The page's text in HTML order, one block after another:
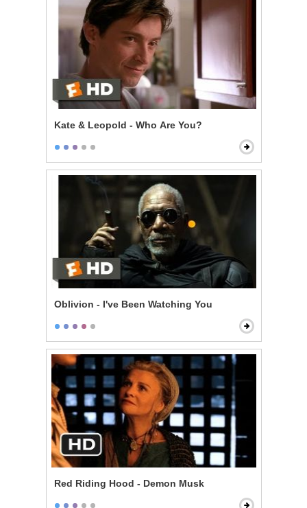
Kate & Leopold - Who Are You?
Oblivion - I've Been Watching You
Red Riding Hood - Demon Musk